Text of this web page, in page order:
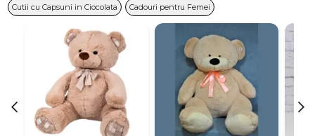
Cutii cu Capsuni in Ciocolata Cadouri pentru Femei